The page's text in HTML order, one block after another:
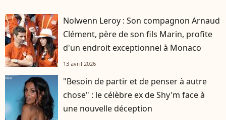
Nolwenn Leroy : Son compagnon Arnaud
Clément, père de son fils Marin, profite
d'un endroit exceptionnel à Monaco
13 avril 2026
"Besoin de partir et de penser à autre
chose" : le célèbre ex de Shy'm face à
une nouvelle déception